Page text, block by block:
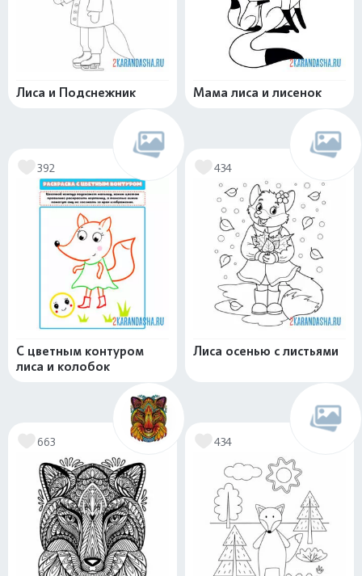
Лиса и Подснежник Мама лиса и лисенок
392
С цветным контуром
лиса и колобок
434
Лиса осенью с листьями
663 434